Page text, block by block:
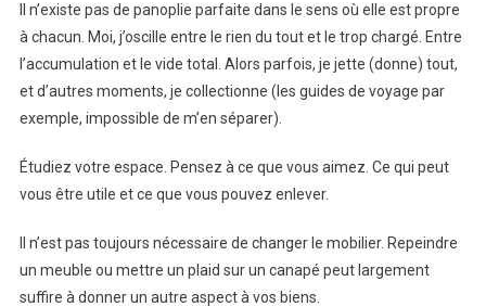
Il n’existe pas de panoplie parfaite dans le sens où elle est propre
à chacun. Moi, j’oscille entre le rien du tout et le trop chargé. Entre
l’accumulation et le vide total. Alors parfois, je jette (donne) tout,
et d’autres moments, je collectionne (les guides de voyage par
exemple, impossible de m’en séparer).
Étudiez votre espace. Pensez à ce que vous aimez. Ce qui peut
vous être utile et ce que vous pouvez enlever.
Il n’est pas toujours nécessaire de changer le mobilier. Repeindre
un meuble ou mettre un plaid sur un canapé peut largement
suffire à donner un autre aspect à vos biens.